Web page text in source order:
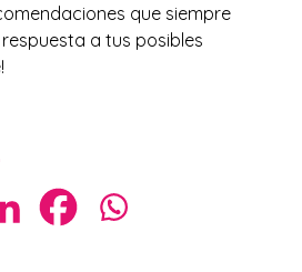
que siempre
a tus posibles